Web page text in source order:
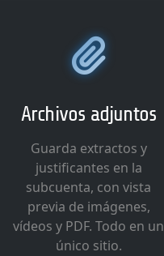
Archivos adjuntos
Guarda extractos y
justificantes en la
subcuenta, con vista
previa de imágenes,
vídeos y PDF. Todo en un
único sitio.